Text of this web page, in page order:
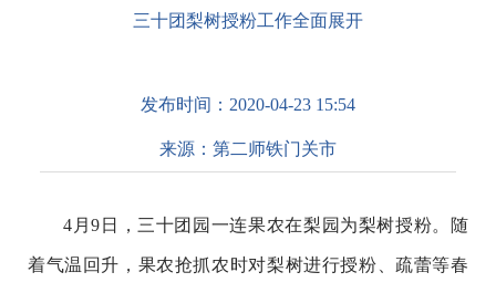
三十团梨树授粉工作全面展开
发布时间： 2020-04-23 15:54
来源： 第二师铁门关市
4 月9 日，三十团园一连果农在梨园为梨树授粉。随
着气温回升，果农抢抓农时对梨树进行授粉、疏蕾等春